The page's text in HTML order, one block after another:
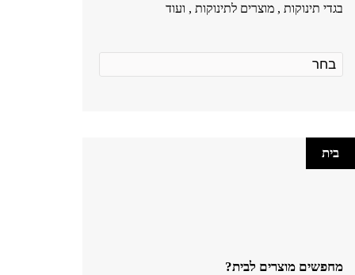
בגדי תינוקות , מוצרים לתינוקות , ועוד
בית
מחפשים מוצרים לבית?